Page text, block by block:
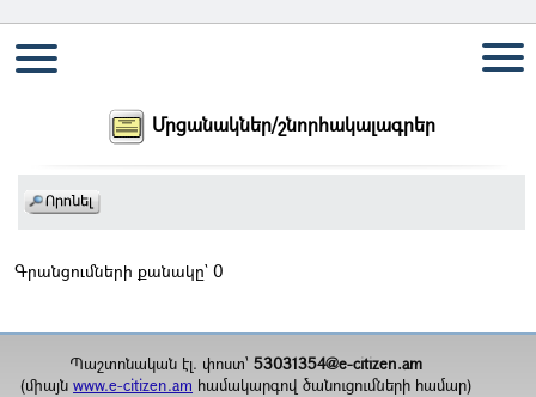
Մրցանակներ/շնորհակալագրեր
Գրանցումների քանակը` 0
Պաշտոնական էլ. փոստ`53031354@e-citizen.am
(միայնwww.e-citizen.am համակարգով ծանուցումների համար)